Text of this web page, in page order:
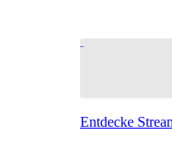
Entdecke